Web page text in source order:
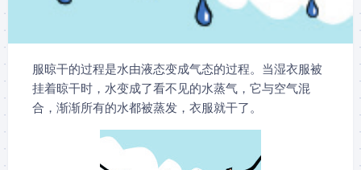
服晾干的过程是水由液态变成气态的过程。当湿衣服被
挂着晾干时，水变成了看不见的水蒸气，它与空气混
合，渐渐所有的水都被蒸发，衣服就干了。